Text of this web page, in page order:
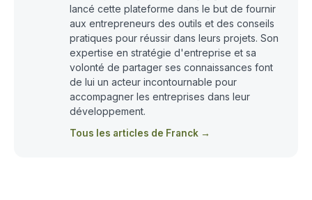
lancé cette plateforme dans le but de fournir
aux entrepreneurs des outils et des conseils
pratiques pour réussir dans leurs projets. Son
expertise en stratégie d'entreprise et sa
volonté de partager ses connaissances font
de lui un acteur incontournable pour
accompagner les entreprises dans leur
développement.
Tous les articles de Franck →